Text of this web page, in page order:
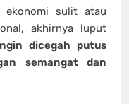
ekonomi sulit atau
akhirnya luput
dicegah putus
semangat dan